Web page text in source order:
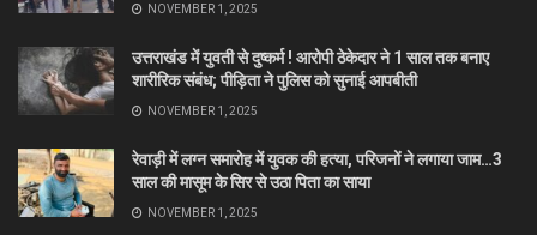
NOVEMBER 1, 2025
उत्तराखंड में युवती से दुष्कर्म ! आरोपी ठेकेदार ने 1 साल तक बनाए
शारीरिक संबंध; पीड़िता ने पुलिस को सुनाई आपबीती
NOVEMBER 1, 2025
रेवाड़ी में लग्न समारोह में युवक की हत्या, परिजनों ने लगाया जाम…3
साल की मासूम के सिर से उठा पिता का साया
NOVEMBER 1, 2025